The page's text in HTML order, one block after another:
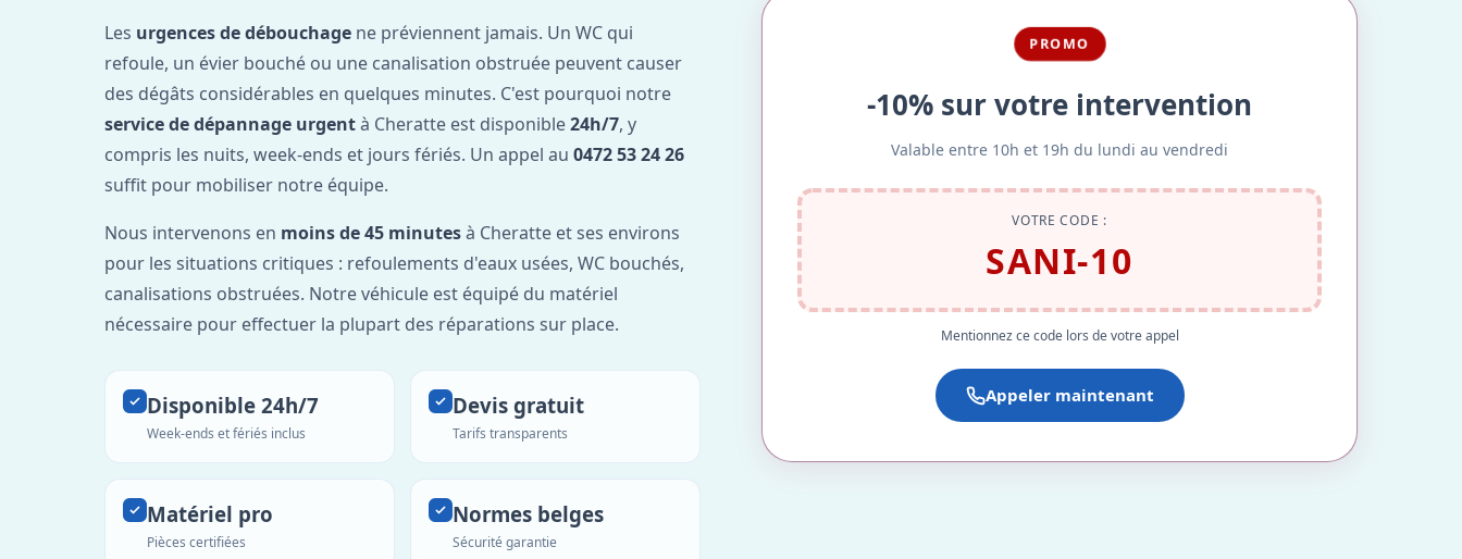
Les urgences de débouchage ne préviennent jamais. Un WC qui
refoule, un évier bouché ou une canalisation obstruée peuvent causer
des dégâts considérables en quelques minutes. C'est pourquoi notre
service de dépannage urgentà Cheratte est disponible24h/7, y
compris les nuits, week-ends et jours fériés. Un appel au 0472 53 24 26
suffit pour mobiliser notre équipe.
Nous intervenons en moins de 45 minutesà Cheratte et ses environs
pour les situations critiques : refoulements d'eaux usées, WC bouchés,
canalisations obstruées. Notre véhicule est équipé du matériel
nécessaire pour effectuer la plupart des réparations sur place.
Disponible 24h/7
Week-ends et fériés inclus
Devis gratuit
Tarifs transparents
Matériel pro
Pièces certifiées
Normes belges
Sécurité garantie
PROMO
-10% sur votre intervention
Valable entre 10h et 19h du lundi au vendredi
VOTRE CODE :
SANI-10
Mentionnez ce code lors de votre appel
Appeler maintenant